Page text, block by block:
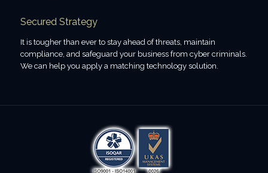
Secured Strategy
It is tougher than ever to stay ahead of threats, maintain
compliance, and safeguard your business from cyber criminals.
We can help you apply a matching technology solution.